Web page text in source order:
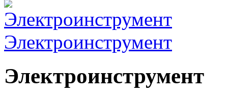
Электроинструмент
Электроинструмент